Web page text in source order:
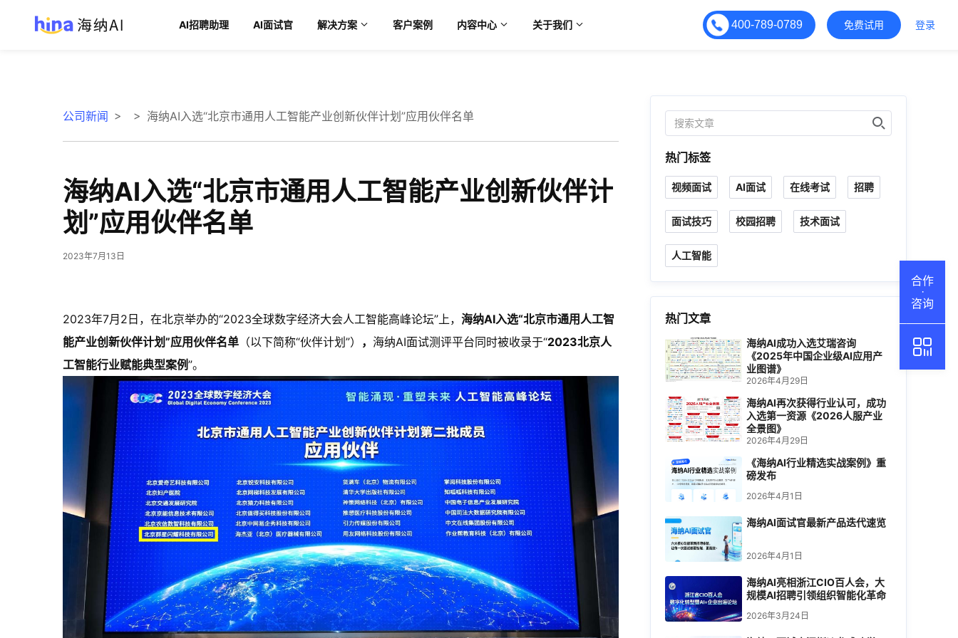
AI招聘助理 AI面试官 解决方案 客户案例 内容中心 关于我们 400-789-0789 免费试用 登录
公司新闻 > > 海纳AI入选“北京市通用人工智能产业创新伙伴计划”应用伙伴名单
海纳AI入选“北京市通用人工智能产业创新伙伴计
划”应用伙伴名单
2023年7月13日
2023年7月2日，在北京举办的“2023全球数字经济大会人工智能高峰论坛”上， 海纳AI入选“北京市通用人工智
能产业创新伙伴计划”应用伙伴名单 （以下简称“伙伴计划”） ， 海纳AI面试测评平台同时被收录于“2023北京人
工智能行业赋能典型案例”。
热门标签
视频面试 AI面试 在线考试 招聘
面试技巧 校园招聘 技术面试
人工智能
热门文章
海纳AI成功入选艾瑞咨询
《2025年中国企业级AI应用产
业图谱》
2026年4月29日
海纳AI再次获得行业认可，成功
入选第一资源《2026人服产业
全景图》
2026年4月29日
《海纳AI行业精选实战案例》重
磅发布
2026年4月1日
海纳AI面试官最新产品迭代速览
2026年4月1日
海纳AI亮相浙江CIO百人会，大
规模AI招聘引领组织智能化革命
2026年3月24日
合作
·
咨询